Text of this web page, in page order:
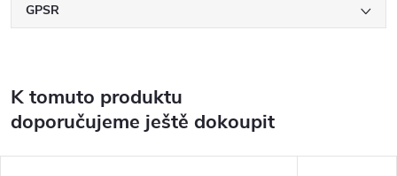
GPSR
K tomuto produktu
doporučujeme ještě dokoupit